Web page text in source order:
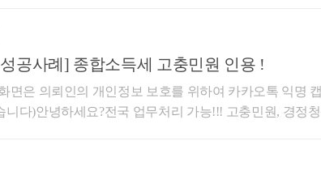
락 혐의가 있다던지,
액 과다 공제 혐의가 있다던지(예 : 사업과 무
는 당초 신고서상 매입세액공제를 받으면 안되
초 신고시 매입세액 공제란에 기재하여 신고한
면을 쓰고, 출장을 가서 의견진술을 하고.. 그 이후 결과를
남을 것 같습니다.이 사건은 앞으로 세무사업을 하면서
것 같습니다.제2차 납세의무, 체납소멸 등 의뢰하실 업무
고 바로 연락주십시오 !지역은 전 ~ 혀 ~ 상관 없습니다.
당초 신고서에 필요경비가 일부 빠져 있어서 과다하게
되었습니다.그래서 전문가인 저에게 의뢰를 하셨습니다.
박! 까지는 아니고 '중박'이었습니다. 당초 3개년치를 신청
해서 환급을 받기는 하였으나,일부 쟁점에서 과세관청과
공사례] 종합소득세 고충민원 인용 !
면은 의뢰인의 개인정보 보호를 위하여 카카오톡 익명
니다)안녕하세요?전국 업무처리 가능!!! 고충민원, 경정